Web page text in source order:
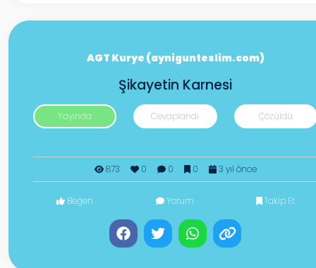
AGT Kurye (aynigunteslim.com)
Şikayetin Karnesi
Yayında Cevaplandı Çözüldü
873 0 0 0 3 yıl önce
Beğen Yorum Takip Et